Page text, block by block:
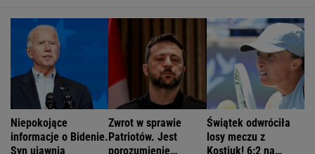
Niepokojące
informacje o Bidenie.
Syn ujawnia
Zwrot w sprawie
Patriotów. Jest
porozumienie
Świątek odwróciła
losy meczu z
Kostiuk! 6:2 na